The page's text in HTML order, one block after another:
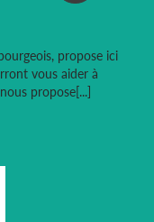
propose ici
vous aider à
propose[...]